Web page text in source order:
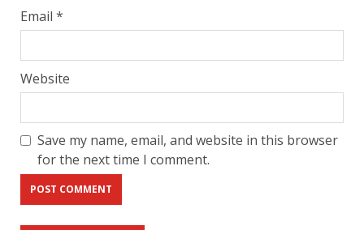
Email *
Website
Save my name, email, and website in this browser
for the next time I comment.